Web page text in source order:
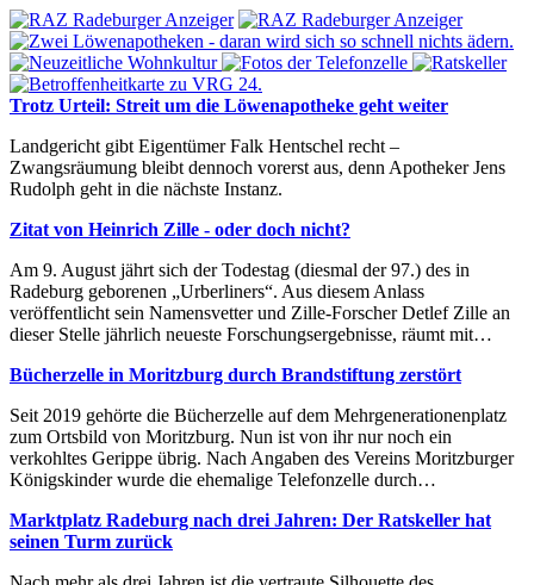
Trotz Urteil: Streit um die Löwenapotheke geht weiter
Landgericht gibt Eigentümer Falk Hentschel recht –
Zwangsräumung bleibt dennoch vorerst aus, denn Apotheker Jens
Rudolph geht in die nächste Instanz.
Zitat von Heinrich Zille - oder doch nicht?
Am 9. August jährt sich der Todestag (diesmal der 97.) des in
Radeburg geborenen „Urberliners“. Aus diesem Anlass
veröffentlicht sein Namensvetter und Zille-Forscher Detlef Zille an
dieser Stelle jährlich neueste Forschungsergebnisse, räumt mit…
Bücherzelle in Moritzburg durch Brandstiftung zerstört
Seit 2019 gehörte die Bücherzelle auf dem Mehrgenerationenplatz
zum Ortsbild von Moritzburg. Nun ist von ihr nur noch ein
verkohltes Gerippe übrig. Nach Angaben des Vereins Moritzburger
Königskinder wurde die ehemalige Telefonzelle durch…
Marktplatz Radeburg nach drei Jahren: Der Ratskeller hat
seinen Turm zurück